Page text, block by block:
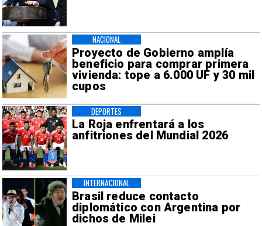
Proyecto de Gobierno amplía
beneficio para comprar primera
vivienda: tope a 6.000 UF y 30 mil
cupos
NACIONAL
La Roja enfrentará a los
anfitriones del Mundial 2026
DEPORTES
Brasil reduce contacto
diplomático con Argentina por
dichos de Milei
INTERNACIONAL